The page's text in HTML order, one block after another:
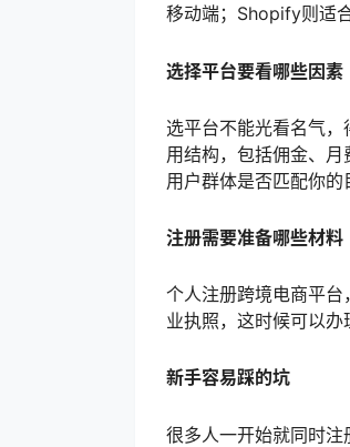
移动端；Shopify则适
选择平台要看哪些因素
选平台不能光看名气
用结构，包括佣金、
用户群体是否匹配你的
注册需要准备哪些材料
个人注册跨境电商平
业执照，这时候可以办
新手容易踩的坑
很多人一开始就同时